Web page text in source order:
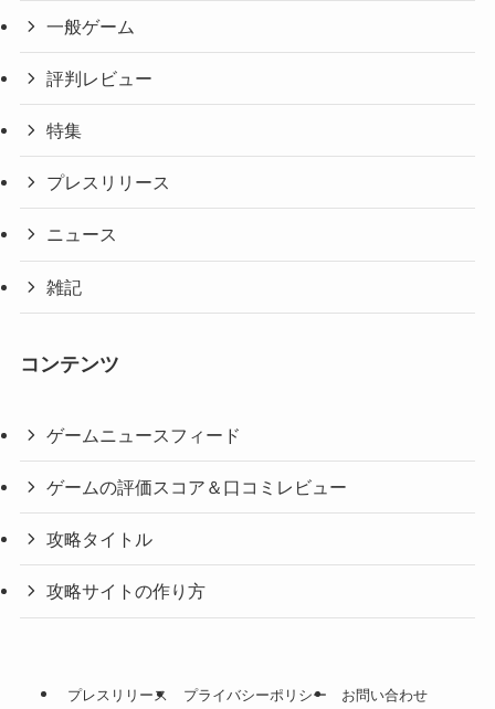
一般ゲーム
評判レビュー
特集
プレスリリース
ニュース
雑記
コンテンツ
ゲームニュースフィード
ゲームの評価スコア＆口コミレビュー
攻略タイトル
攻略サイトの作り方
プレスリリース プライバシーポリシー お問い合わせ